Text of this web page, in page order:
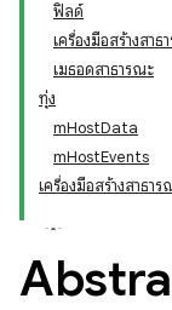
ฟิลด์
เครื่องมือสร้างสาธ
เมธอดสาธารณะ
ทุ่ง
mHostData
mHostEvents
เครื่องมือสร้างสาธาร